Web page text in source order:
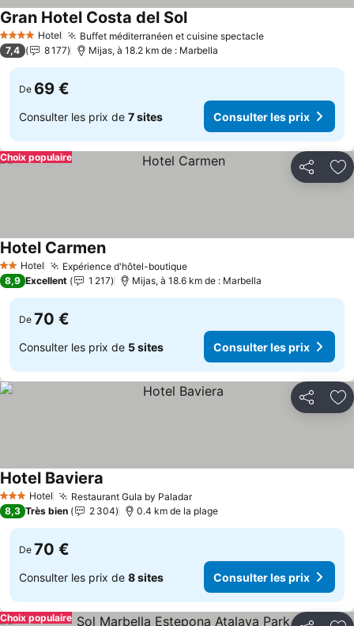
4 Étoiles Hotel Buffet méditerranéen et cuisine spectacleConsulter les
Gran Hotel Costa del SolConsulter les prix
7,4 8 177 Mijas, à 18.2 km de : Marbella
De 69 €
Consulter les prix de 7 sites Consulter les prix
Partager
Choix populaire
2 Étoiles
Hotel Expérience d'hôtel-boutiqueConsulter les prix
Hotel CarmenConsulter les prix
8,9 Excellent 1 217 Mijas, à 18.6 km de : Marbella
De 70 €
Consulter les prix de 5 sites Consulter les prix
Partager
3 ÉtoilesHotel Restaurant Gula by PaladarConsulter les prix
Hotel Baviera
8,3 Très bien 2 304 0.4 km de la plage
De 70 €
Consulter les prix de 8 sites Consulter les prix
Choix populaire